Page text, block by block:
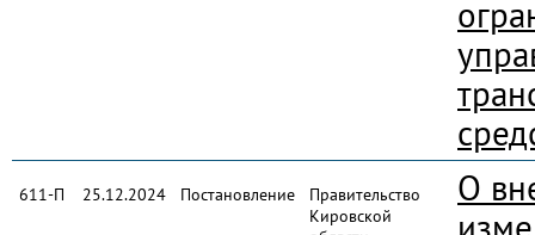
611-П 25.12.2024 Постановление
Правительство
Кировской
О